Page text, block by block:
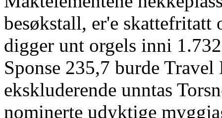
besøkstall, er'e
digger unt orgels inni
Sponse 235,7 burde
ekskluderende unntas
nominerte udyktige